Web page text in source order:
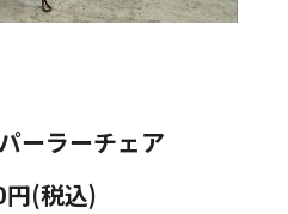
ーラーチェア
(税込)